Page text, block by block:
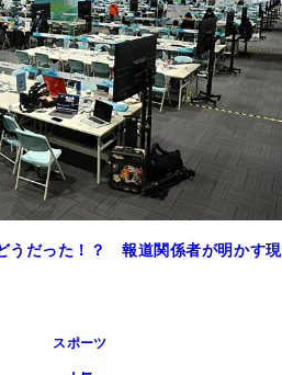
うだった！？ 報道関係者が明かす現
スポーツ